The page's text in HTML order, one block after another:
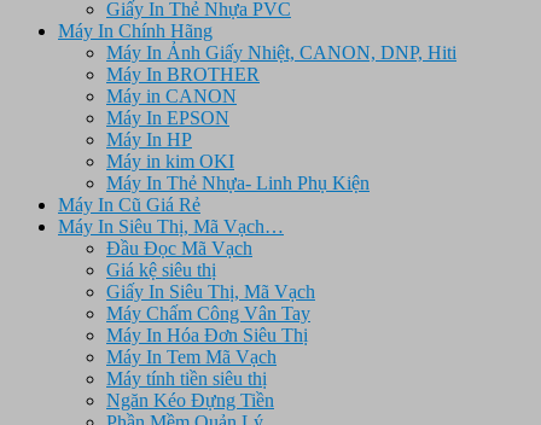
Giấy In Thẻ Nhựa PVC
Máy In Chính Hãng
Máy In Ảnh Giấy Nhiệt, CANON, DNP, Hiti
Máy In BROTHER
Máy in CANON
Máy In EPSON
Máy In HP
Máy in kim OKI
Máy In Thẻ Nhựa- Linh Phụ Kiện
Máy In Cũ Giá Rẻ
Máy In Siêu Thị, Mã Vạch…
Đầu Đọc Mã Vạch
Giá kệ siêu thị
Giấy In Siêu Thị, Mã Vạch
Máy Chấm Công Vân Tay
Máy In Hóa Đơn Siêu Thị
Máy In Tem Mã Vạch
Máy tính tiền siêu thị
Ngăn Kéo Đựng Tiền